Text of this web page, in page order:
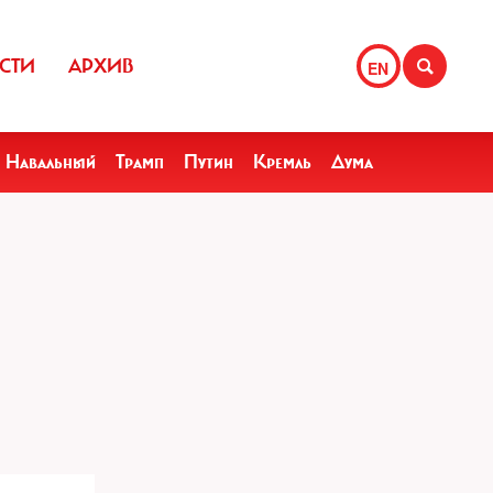
EN
АРХИВ
Навальный Трамп Путин Кремль Дума